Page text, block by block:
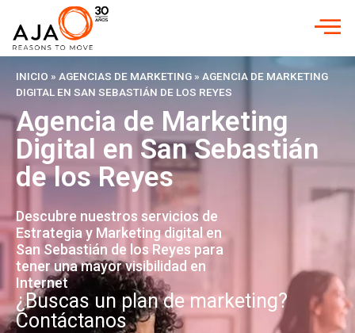
INICIO » AGENCIAS DE MARKETING » AGENCIA DE MARKETING
DIGITAL EN SAN SEBASTIÁN DE LOS REYES
Agencia de Marketing
Digital en San Sebastián
de los Reyes
Descubre nuestros servicios de
Estrategia y Marketing digital en
San Sebastián de los Reyes para
tener una mayor visibilidad en
Internet
¿Buscas un plan de marketing?
Contáctanos